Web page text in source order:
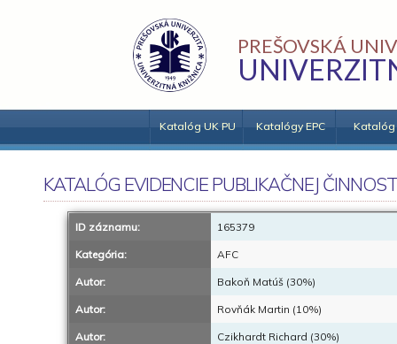
PREŠOVSKÁ
Katalóg UK PU Katalógy EPC Katalóg
KATALÓG EVIDENCIE PUBLIKAČNEJ
ID záznamu: 165379
Kategória: AFC
Autor: Bakoň Matúš (30%)
Autor: Rovňák Martin (10%)
Autor: Czikhardt Richard (30%)